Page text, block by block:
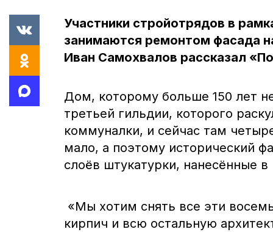
Участники стройотрядов в
занимаются ремонтом фасада
Иван Самохвалов рассказал
Дом, которому больше 150 лет
третьей гильдии, которого
коммуналки, и сейчас там
мало, а поэтому исторический
слоёв штукатурки, нанесённые
«Мы хотим снять все эти
кирпич и всю остальную